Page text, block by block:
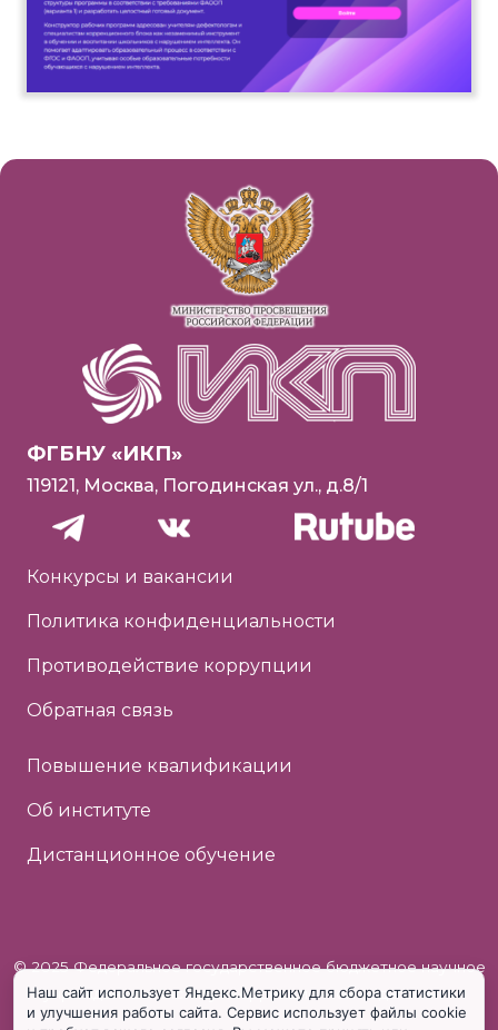
ФГБНУ «ИКП»
119121, Москва, Погодинская ул., д.8/1
Конкурсы и вакансии
Политика конфиденциальности
Противодействие коррупции
Обратная связь
Повышение квалификации
Об институте
Дистанционное обучение
© 2025 Федеральное государственное бюджетное научное
учреждение «Институт коррекционной педагогики»
Наш сайт использует Яндекс.Метрику для сбора статистики
и улучшения работы сайта. Сервис использует файлы cookie